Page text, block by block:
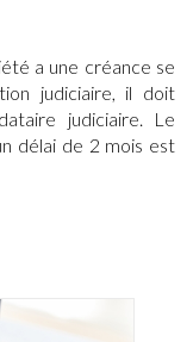
a une créance se
judiciaire, il doit
judiciaire. Le
délai de 2 mois est